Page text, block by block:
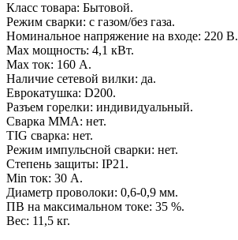
Класс товара: Бытовой.
Режим сварки: с газом/без газа.
Номинальное напряжение на входе: 220 В.
Max мощность: 4,1 кВт.
Max ток: 160 А.
Наличие сетевой вилки: да.
Еврокатушка: D200.
Разъем горелки: индивидуальный.
Сварка ММА: нет.
TIG сварка: нет.
Режим импульсной сварки: нет.
Степень защиты: IP21.
Min ток: 30 А.
Диаметр проволоки: 0,6-0,9 мм.
ПВ на максимальном токе: 35 %.
Вес: 11,5 кг.